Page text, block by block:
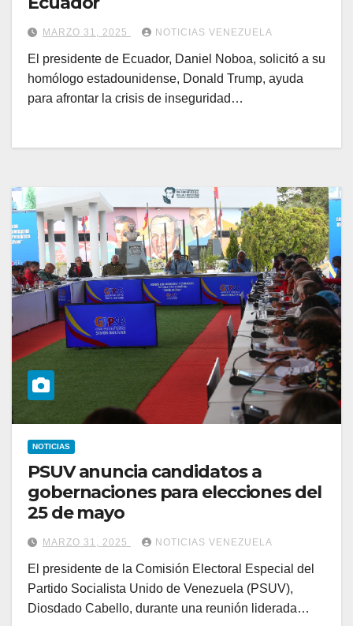
MARZO 31, 2025 NOTICIAS VENEZUELA
El presidente de Ecuador, Daniel Noboa, solicitó a su
homólogo estadounidense, Donald Trump, ayuda
para afrontar la crisis de inseguridad…
NOTICIAS
PSUV anuncia candidatos a
gobernaciones para elecciones del
25 de mayo
MARZO 31, 2025 NOTICIAS VENEZUELA
El presidente de la Comisión Electoral Especial del
Partido Socialista Unido de Venezuela (PSUV),
Diosdado Cabello, durante una reunión liderada…